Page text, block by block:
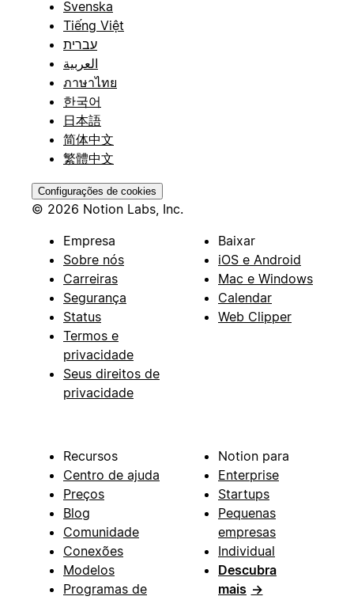
Svenska
Tiếng Việt
עברית
العربية
ภาษาไทย
한국어
日本語
简体中文
繁體中文
Configurações de cookies
© 2026 Notion Labs, Inc.
Empresa
Sobre nós
Carreiras
Segurança
Status
Termos e
privacidade
Seus direitos de
privacidade
Baixar
iOS e Android
Mac e Windows
Calendar
Web Clipper
Recursos
Centro de ajuda
Preços
Blog
Comunidade
Conexões
Modelos
Programas de
Notion para
Enterprise
Startups
Pequenas
empresas
Individual
Descubra
mais →